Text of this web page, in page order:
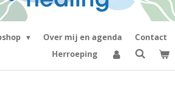
Over mij en agenda Contact
Herroeping